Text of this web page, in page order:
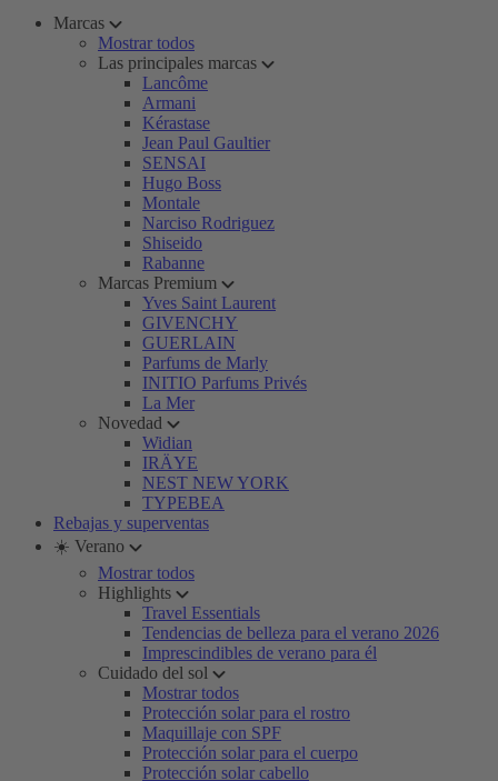
Marcas
Mostrar todos
Las principales marcas
Lancôme
Armani
Kérastase
Jean Paul Gaultier
SENSAI
Hugo Boss
Montale
Narciso Rodriguez
Shiseido
Rabanne
Marcas Premium
Yves Saint Laurent
GIVENCHY
GUERLAIN
Parfums de Marly
INITIO Parfums Privés
La Mer
Novedad
Widian
IRÄYE
NEST NEW YORK
TYPEBEA
Rebajas y superventas
☀️ Verano
Mostrar todos
Highlights
Travel Essentials
Tendencias de belleza para el verano 2026
Imprescindibles de verano para él
Cuidado del sol
Mostrar todos
Protección solar para el rostro
Maquillaje con SPF
Protección solar para el cuerpo
Protección solar cabello